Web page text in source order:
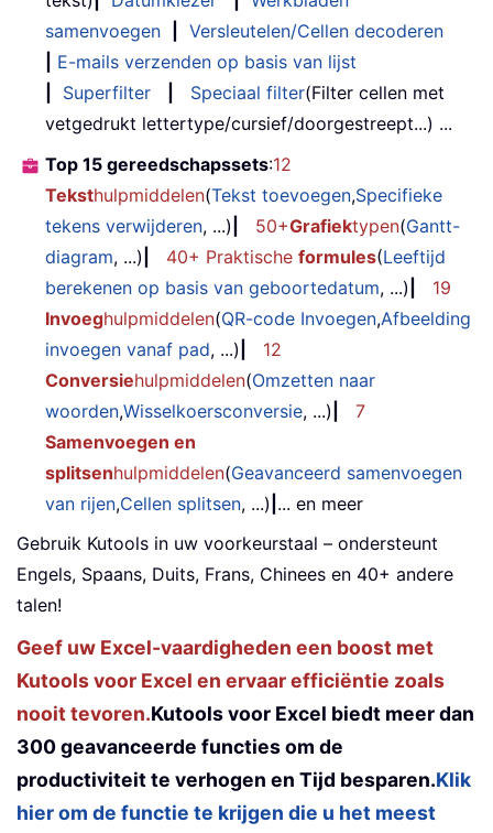
samenvoegen
Versleutelen/Cellen decoderen
E-mails verzenden op basis van lijst
Superfilter Speciaal filter(Filter cellen met
vetgedrukt lettertype/cursief/doorgestreept...) ...
Top 15 gereedschapssets:12
Teksthulpmiddelen(Tekst toevoegen,Specifieke
tekens verwijderen, ...) 50+Grafiektypen(Gantt-
diagram, ...) 40+ Praktische formules(Leeftijd
berekenen op basis van geboortedatum, ...)
19
Invoeghulpmiddelen(QR-code Invoegen,Afbeelding
invoegen vanaf pad, ...)
12
Conversiehulpmiddelen(Omzetten naar
woorden,Wisselkoersconversie, ...)
7
Samenvoegen en
splitsenhulpmiddelen(Geavanceerd samenvoegen
van rijen,Cellen splitsen, ...) ... en meer
Gebruik Kutools in uw voorkeurstaal – ondersteunt
Engels, Spaans, Duits, Frans, Chinees en 40+ andere
talen!
Geef uw Excel-vaardigheden een boost met
Kutools voor Excel en ervaar efficiëntie zoals
nooit tevoren.Kutools voor Excel biedt meer dan
300 geavanceerde functies om de
productiviteit te verhogen en Tijd besparen.Klik
hier om de functie te krijgen die u het meest